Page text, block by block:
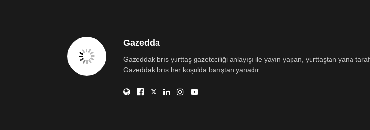
Gazedda
Gazeddakıbrıs yurttaş gazeteciliği anlayışı ile yayın yapan, yurttaştan yana
Gazeddakıbrıs her koşulda barıştan yanadır.